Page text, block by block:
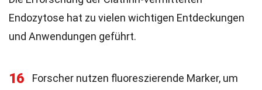
Endozytose hat zu vielen wichtigen Entdeckungen
und Anwendungen geführt.
16
Forscher nutzen fluoreszierende Marker, um